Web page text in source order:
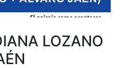
LOZANO